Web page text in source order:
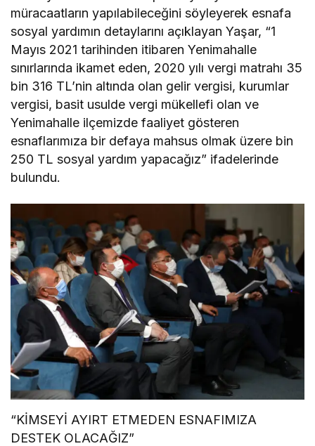
müracaatların yapılabileceğini söyleyerek esnafa
sosyal yardımın detaylarını açıklayan Yaşar, “1
Mayıs 2021 tarihinden itibaren Yenimahalle
sınırlarında ikamet eden, 2020 yılı vergi matrahı 35
bin 316 TL’nin altında olan gelir vergisi, kurumlar
vergisi, basit usulde vergi mükellefi olan ve
Yenimahalle ilçemizde faaliyet gösteren
esnaflarımıza bir defaya mahsus olmak üzere bin
250 TL sosyal yardım yapacağız” ifadelerinde
bulundu.
“KİMSEYİ AYIRT ETMEDEN ESNAFIMIZA
DESTEK OLACAĞIZ”